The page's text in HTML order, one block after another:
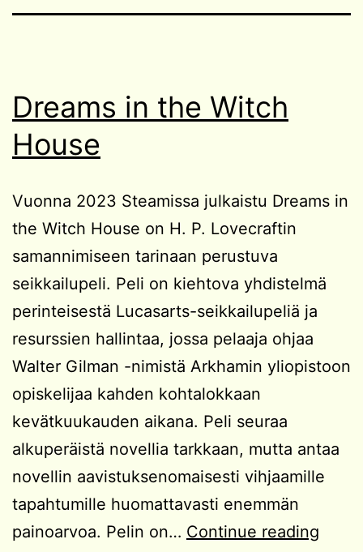
Dreams in the Witch
House
Vuonna 2023 Steamissa julkaistu Dreams in
the Witch House on H. P. Lovecraftin
samannimiseen tarinaan perustuva
seikkailupeli. Peli on kiehtova yhdistelmä
perinteisestä Lucasarts-seikkailupeliä ja
resurssien hallintaa, jossa pelaaja ohjaa
Walter Gilman -nimistä Arkhamin yliopistoon
opiskelijaa kahden kohtalokkaan
kevätkuukauden aikana. Peli seuraa
alkuperäistä novellia tarkkaan, mutta antaa
novellin aavistuksenomaisesti vihjaamille
tapahtumille huomattavasti enemmän
painoarvoa. Pelin on… Continue reading